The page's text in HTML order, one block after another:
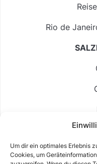
Um dir ein optimales Erlebnis
Cookies, um
Rio de